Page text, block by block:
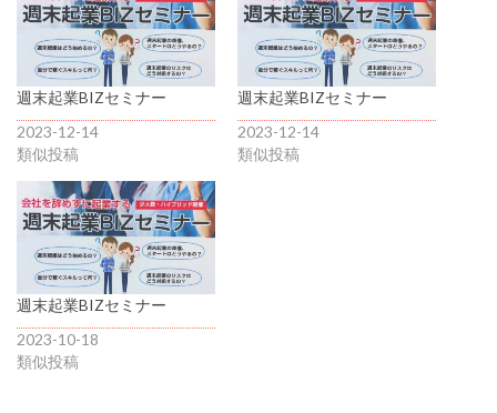
週末起業BIZセミナー
2023-12-14
類似投稿
週末起業BIZセミナー
2023-12-14
類似投稿
週末起業BIZセミナー
2023-10-18
類似投稿